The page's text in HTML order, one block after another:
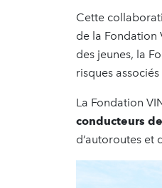
Cette
de la Fondation
des jeunes, la
risques
La Fondation
conducteurs de
d’autoroutes et